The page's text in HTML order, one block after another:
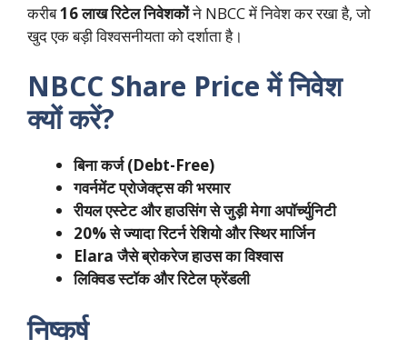
करीब16 लाख रिटेल निवेशकोंने NBCC में निवेश कर रखा है, जो
खुद एक बड़ी विश्वसनीयता को दर्शाता है।
NBCC Share Price में निवेश
क्यों करें?
बिना कर्ज (Debt-Free)
गवर्नमेंट प्रोजेक्ट्स की भरमार
रीयल एस्टेट और हाउसिंग से जुड़ी मेगा अपॉर्च्युनिटी
20% से ज्यादा रिटर्न रेशियो और स्थिर मार्जिन
Elara जैसे ब्रोकरेज हाउस का विश्वास
लिक्विड स्टॉक और रिटेल फ्रेंडली
निष्कर्ष